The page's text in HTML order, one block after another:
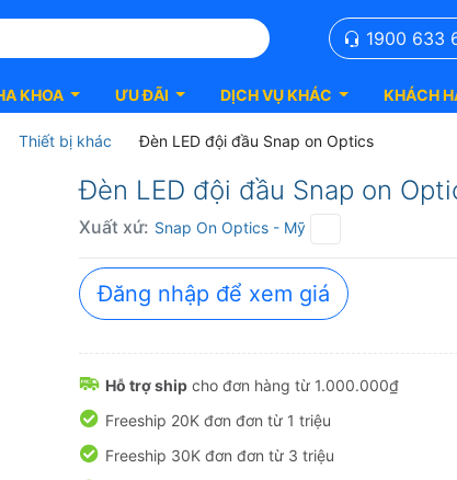
1900 633
KHOA ƯU ĐÃI DỊCH VỤ KHÁC KHÁCH
Thiết bị khác Đèn LED đội đầu Snap on Optics
Đèn LED đội đầu Snap on
Xuất xứ: Snap On Optics - Mỹ
Đăng nhập để xem giá
Hỗ trợ ship cho đơn hàng từ 1.000.000₫
Freeship 20K đơn đơn từ 1 triệu
Freeship 30K đơn đơn từ 3 triệu